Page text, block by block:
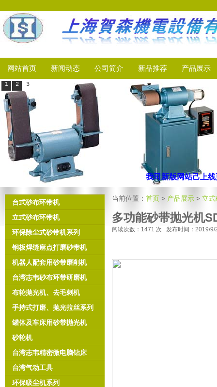
网站首页 新闻动态 公司简介 新品推荐 产品展示
1 2 3
台式砂布环带机
立式砂布环带机
环保除尘式砂带机系列
钢板焊缝麻点打磨砂带机
机器人配套用砂带磨削机
台湾志韦砂布环带研磨机
布轮抛光机、去毛刺机
手持式打磨、抛光拉丝系列
罐体及车床用砂带抛光机
砂轮机
台湾志韦精密微电脑钻床
台湾气动工具
环保吸尘机系列
当前位置： 首页 > 产品展示 > 立
多功能砂带抛光机
阅读次数： 1471 次 发布时间：2019/9/
我司新版网站己上线